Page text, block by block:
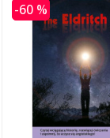
-60 %